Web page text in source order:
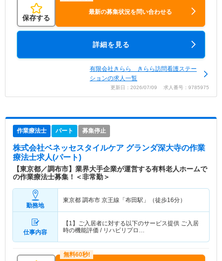
保存する
最新の募集状況を問い合わせる
詳細を見る
有限会社きらら きらら訪問看護ステー
ションの求人一覧
更新日：2026/07/09 求人番号：9785975
作業療法士 パート 募集停止
株式会社ベネッセスタイルケア グランダ深大寺の作業
療法士求人(パート)
【東京都／調布市】業界大手企業が運営する有料老人ホームで
の作業療法士募集！＜非常勤＞
勤務地
東京都 調布市 京王線「布田駅」（徒歩16分）
仕事内容
【1】ご入居者に対する以下のサービス提供 ご入居
時の機能評価 / リハビリプロ…